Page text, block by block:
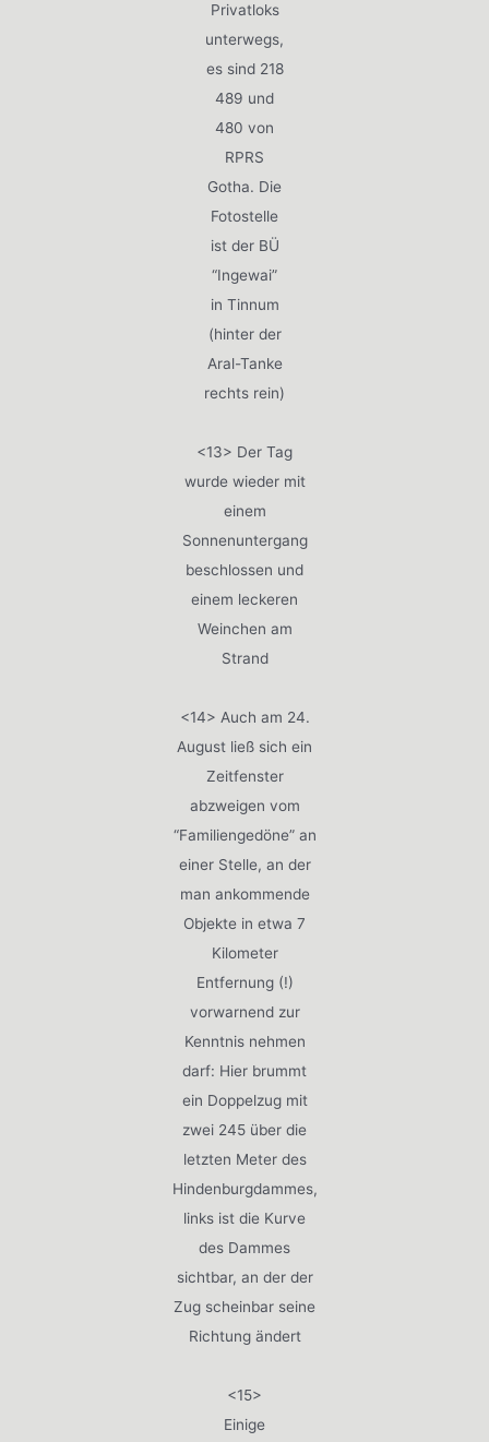
Privatloks
unterwegs,
es sind 218
489 und
480 von
RPRS
Gotha. Die
Fotostelle
ist der BÜ
“Ingewai”
in Tinnum
(hinter der
Aral-Tanke
rechts rein)
<13> Der Tag
wurde wieder mit
einem
Sonnenuntergang
beschlossen und
einem leckeren
Weinchen am
Strand
<14> Auch am 24.
August ließ sich ein
Zeitfenster
abzweigen vom
“Familiengedöne” an
einer Stelle, an der
man ankommende
Objekte in etwa 7
Kilometer
Entfernung (!)
vorwarnend zur
Kenntnis nehmen
darf: Hier brummt
ein Doppelzug mit
zwei 245 über die
letzten Meter des
Hindenburgdammes,
links ist die Kurve
des Dammes
sichtbar, an der der
Zug scheinbar seine
Richtung ändert
<15>
Einige